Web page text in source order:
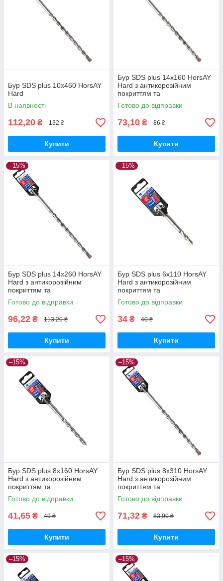
Бур SDS plus 10х460 HorsAY
Hard
В наявності
112,20 ₴ 132 ₴
Купити
Бур SDS plus 14х160 HorsAY
Hard з антикорозійним
покриттям та
твердосплавною напайкою
YG8C
Готово до відправки
73,10 ₴ 86 ₴
Купити
–15%
Бур SDS plus 14х260 HorsAY
Hard з антикорозійним
покриттям та
твердосплавною напайкою
YG8C
Готово до відправки
96,22 ₴ 113,20 ₴
Купити
–15%
Бур SDS plus 6х110 HorsAY
Hard з антикорозійним
покриттям та
твердосплавною напайкою
YG8C
Готово до відправки
34 ₴ 40 ₴
Купити
–15%
Бур SDS plus 8х160 HorsAY
Hard з антикорозійним
покриттям та
твердосплавною напайкою
YG8C
Готово до відправки
41,65 ₴ 49 ₴
Купити
–15%
Бур SDS plus 8х310 HorsAY
Hard з антикорозійним
покриттям та
твердосплавною напайкою
YG8C
Готово до відправки
71,32 ₴ 83,90 ₴
Купити
–15% –15%